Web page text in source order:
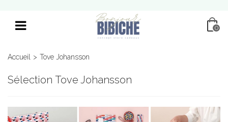
0
Accueil > Tove Johansson
Sélection Tove Johansson